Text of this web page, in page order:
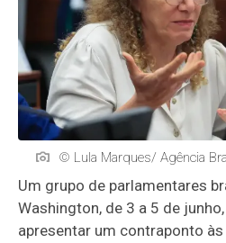
© Lula Marques/ Agência
Um grupo de parlamentares
Washington, de 3 a 5 de
apresentar um contraponto